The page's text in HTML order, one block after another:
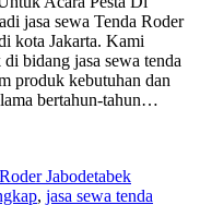
jasa sewa Tenda Roder
kota Jakarta. Kami
bidang jasa sewa tenda
produk kebutuhan dan
bertahun-tahun…
Jabodetabek
, jasa sewa tenda